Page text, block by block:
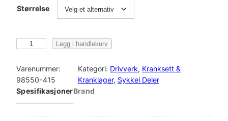
Størrelse
i
m
a
Legg i handlekurv
Varenummer:
98550-415
Kategori: Drivverk, Kranksett &
Kranklager, Sykkel Deler
SpesifikasjonerBrand